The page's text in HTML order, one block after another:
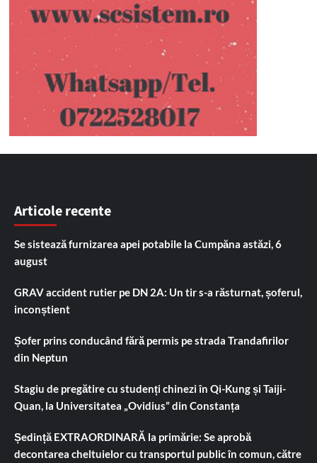
Articole recente
Se sistează furnizarea apei potabile la Cumpăna astăzi, 6
august
GRAV accident rutier pe DN 2A: Un tir s-a răsturnat, șoferul,
inconștient
Șofer prins conducând fără permis pe strada Trandafirilor
din Neptun
Stagiu de pregătire cu studenți chinezi în Qi-Kung și Taiji-
Quan, la Universitatea „Ovidius” din Constanța
Ședință EXTRAORDINARĂ la primărie: Se aprobă
decontarea cheltuielor cu transportul public în comun, către